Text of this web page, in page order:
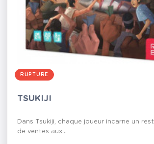
RUPTURE
TSUKIJI
Dans Tsukiji, chaque joueur incarne un
de ventes aux...